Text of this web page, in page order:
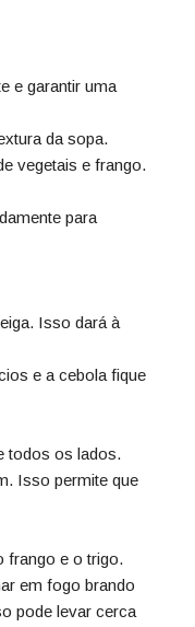
e garantir uma
da sopa.
vegetais e frango.
para
Isso dará à
e a cebola fique
todos os lados.
Isso permite que
frango e o trigo.
em fogo brando
pode levar cerca